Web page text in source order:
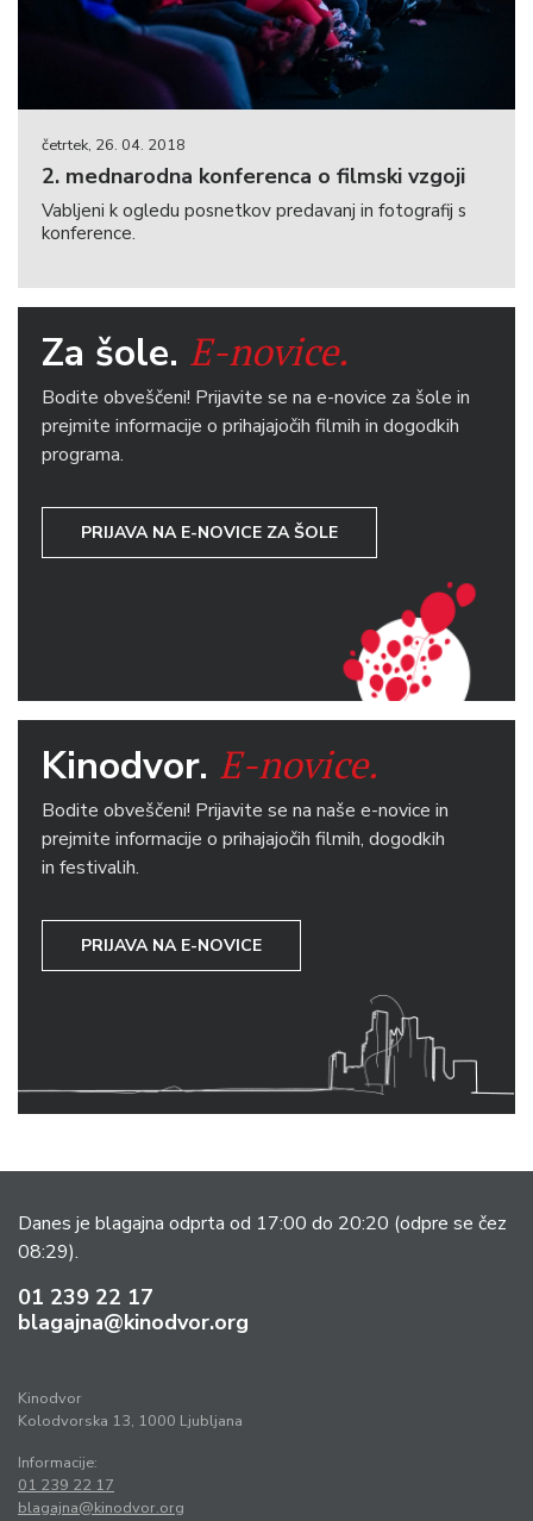
četrtek, 26. 04. 2018
2. mednarodna konferenca o filmski vzgoji
Vabljeni k ogledu posnetkov predavanj in fotografij s
konference.
Za šole. E-novice.
Bodite obveščeni! Prijavite se na e-novice za šole in
prejmite informacije o prihajajočih filmih in dogodkih
programa.
PRIJAVA NA E-NOVICE ZA ŠOLE
Kinodvor. E-novice.
Bodite obveščeni! Prijavite se na naše e-novice in
prejmite informacije o prihajajočih filmih, dogodkih
in festivalih.
PRIJAVA NA E-NOVICE
Danes je blagajna odprta od 17:00 do 20:20 (odpre se čez
08:29).
01 239 22 17
blagajna@kinodvor.org
Kinodvor
Kolodvorska 13, 1000 Ljubljana
Informacije:
01 239 22 17
blagajna@kinodvor.org